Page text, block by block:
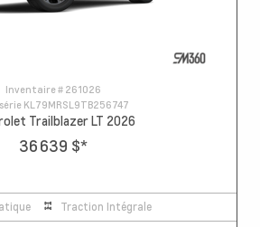
Inventaire # 261026
KL79MRSL9TB256747
Trailblazer LT 2026
36 639 $*
Traction Intégrale